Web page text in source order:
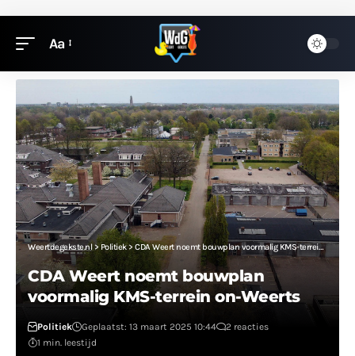
Aa
Weertdegekste.nl>Politiek> CDA Weert noemt bouwplan voormalig KMS-terrein on-Weerts
CDA Weert noemt bouwplan
voormalig KMS-terrein on-Weerts
Politiek Geplaatst: 13 maart 2025 10:44
2 reacties
1 min. leestijd